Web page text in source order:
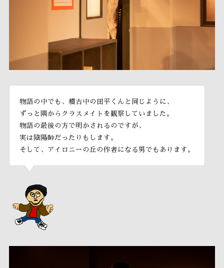
物語の中でも、稽古中の田平くんと同じように、
ずっと隅からクラスメイトを観察していました。
物語の最後の方で明かされるのですが、
実は陰陽師だったりもします。
そして、アイロニーの丘の作者になる男でもあります。